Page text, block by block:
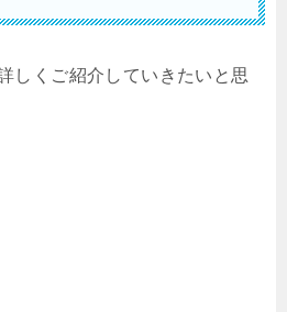
しくご紹介していきたいと思